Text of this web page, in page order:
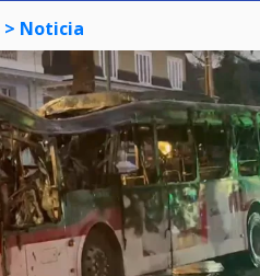
> Noticia